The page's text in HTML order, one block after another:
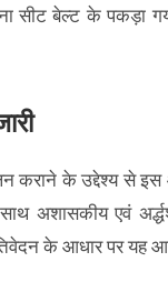
सीट बेल्ट के
कराने के उद्देश्य से
अशासकीय एवं
के आधार पर यह